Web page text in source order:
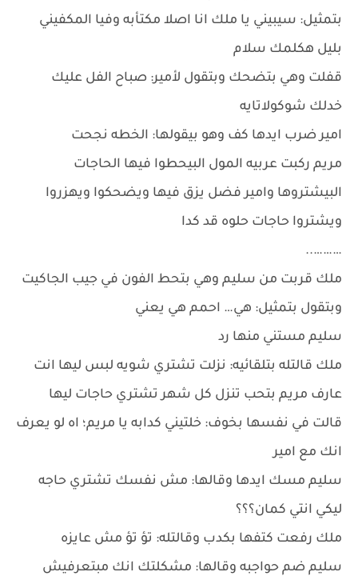
بتمثيل: سيبيني يا ملك انا اصلا مكتأبه وفيا المكفيني
بليل هكلمك سلام
قفلت وهي بتضحك وبتقول لأمير: صباح الفل عليك
خدلك شوكولاتايه
امير ضرب ايدها كف وهو بيقولها: الخطه نجحت
مريم ركبت عربيه المول البيحطوا فيها الحاجات
البيشتروها وامير فضل يزق فيها ويضحكوا ويهزروا
ويشتروا حاجات حلوه قد كدا
………..
ملك قربت من سليم وهي بتحط الفون في جيب الجاكيت
وبتقول بتمثيل: هي… احمم هي يعني
سليم مستني منها رد
ملك قالتله بتلقائيه: نزلت تشتري شويه لبس ليها انت
عارف مريم بتحب تنزل كل شهر تشتري حاجات ليها
قالت في نفسها بخوف: خلتيني كدابه يا مريم؛ اه لو يعرف
انك مع امير
سليم مسك ايدها وقالها: مش نفسك تشتري حاجه
ليكي انتي كمان؟؟؟
ملك رفعت كتفها بكدب وقالتله: تؤ تؤ مش عايزه
سليم ضم حواجبه وقالها: مشكلتك انك مبتعرفيش